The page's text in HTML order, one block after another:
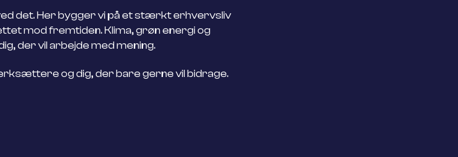
det. Her bygger vi på et stærkt erhvervsliv
mod fremtiden. Klima, grøn energi og
der vil arbejde med mening.
og dig, der bare gerne vil bidrage.